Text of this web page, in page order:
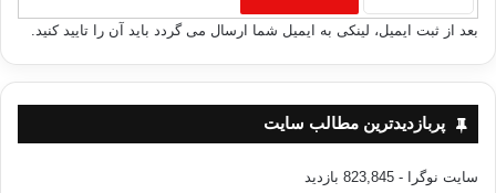
بعد از ثبت ایمیل، لینکی به ایمیل شما ارسال می گردد باید آن را تایید کنید.
پربازدیدترین مطالب سایت
سایت نوگرا - 823,845 بازدید